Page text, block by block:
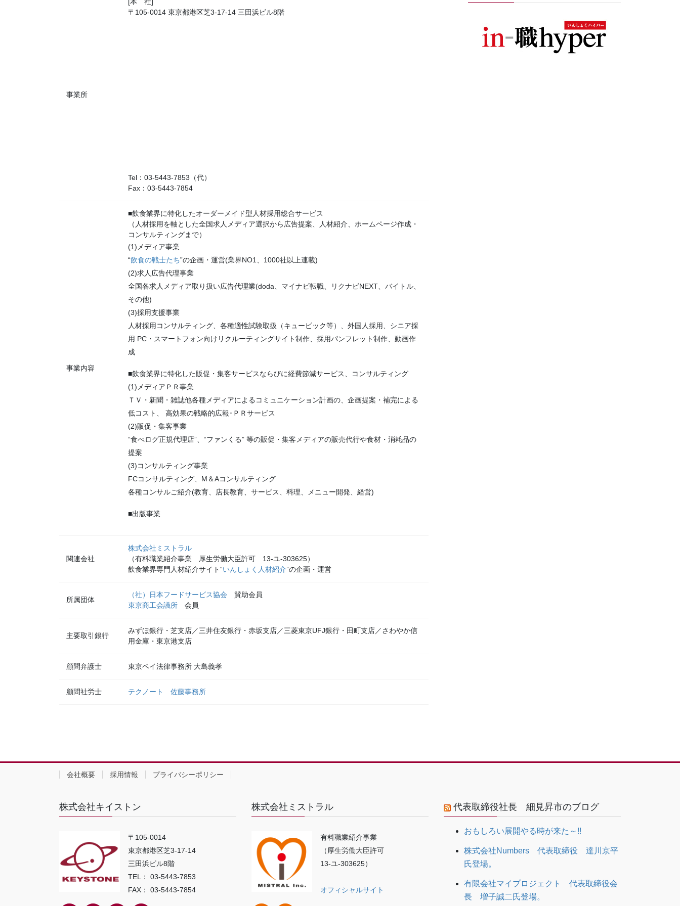
事業所
[本 社]
〒105-0014 東京都港区芝3-17-14 三田浜ビル8階
Tel：03-5443-7853（代）
Fax：03-5443-7854
事業内容
■飲食業界に特化したオーダーメイド型人材採用総合サービス
（人材採用を軸とした全国求人メディア選択から広告提案、人材紹介、ホームページ作成・
コンサルティングまで）
(1)メディア事業
“飲食の戦士たち”の企画・運営(業界NO1、1000社以上連載)
(2)求人広告代理事業
全国各求人メディア取り扱い広告代理業(doda、マイナビ転職、リクナビNEXT、バイトル、
その他)
(3)採用支援事業
人材採用コンサルティング、各種適性試験取扱（キュービック等）、外国人採用、シニア採
用 PC・スマートフォン向けリクルーティングサイト制作、採用パンフレット制作、動画作
成
■飲食業界に特化した販促・集客サービスならびに経費節減サービス、コンサルティング
(1)メディアＰＲ事業
ＴＶ・新聞・雑誌他各種メディアによるコミュニケーション計画の、企画提案・補完による
低コスト、 高効果の戦略的広報･ＰＲサービス
(2)販促・集客事業
“食べログ正規代理店”、“ファンくる” 等の販促・集客メディアの販売代行や食材・消耗品の
提案
(3)コンサルティング事業
FCコンサルティング、M＆Aコンサルティング
各種コンサルご紹介(教育、店長教育、サービス、料理、メニュー開発、経営)
■出版事業
関連会社
株式会社ミストラル
（有料職業紹介事業 厚生労働大臣許可 13-ユ-303625）
飲食業界専門人材紹介サイト“いんしょく人材紹介”の企画・運営
所属団体
（社）日本フードサービス協会 賛助会員
東京商工会議所 会員
主要取引銀行
みずほ銀行・芝支店／三井住友銀行・赤坂支店／三菱東京UFJ銀行・田町支店／さわやか信
用金庫・東京港支店
顧問弁護士 東京ベイ法律事務所 大島義孝
顧問社労士 テクノート 佐藤事務所
会社概要 採用情報 プライバシーポリシー
株式会社キイストン
〒105-0014
東京都港区芝3-17-14
三田浜ビル8階
TEL： 03-5443-7853
FAX： 03-5443-7854
株式会社ミストラル
有料職業紹介事業
（厚生労働大臣許可
13-ユ-303625）
オフィシャルサイト
代表取締役社長 細見昇市のブログ
おもしろい展開やる時が来た～!!
株式会社Numbers 代表取締役 達川京平
氏登場。
有限会社マイプロジェクト 代表取締役会
長 増子誠二氏登場。